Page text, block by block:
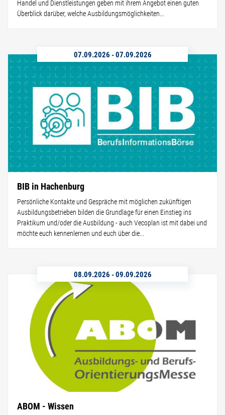
Handel und Dienstleistungen geben mit ihrem Angebot einen guten
Überblick darüber, welche Ausbildungsmöglichkeiten...
07.09.2026 -07.09.2026
BIB in Hachenburg
Persönliche Kontakte und Gespräche mit möglichen zukünftigen
Ausbildungsbetrieben bilden die Grundlage für einen Einstieg ins
Praktikum und/oder die Ausbildung - auch Vecoplan ist mit dabei und
möchte euch kennenlernen und euch über die...
08.09.2026 -09.09.2026
ABOM - Wissen